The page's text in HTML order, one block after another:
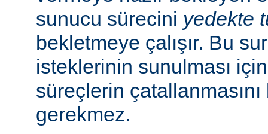
sunucu sürecini yedekte
bekletmeye çalışır. Bu
isteklerinin sunulması
süreçlerin
gerekmez.